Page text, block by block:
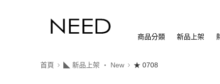
商品分類 新品上架
首頁 ◣ 新品上架 ‧ New ★ 0708